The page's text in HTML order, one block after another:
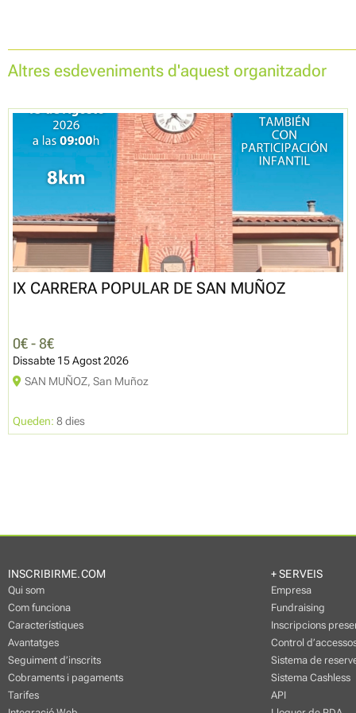
Altres esdeveniments d'aquest organitzador
IX CARRERA POPULAR DE SAN MUÑOZ
0€ - 8€
Dissabte 15 Agost 2026
SAN MUÑOZ, San Muñoz
Queden: 8 dies
INSCRIBIRME.COM
Qui som
Com funciona
Característiques
Avantatges
Seguiment d’inscrits
Cobraments i pagaments
Tarifes
+ SERVEIS
Empresa
Fundraising
Inscripcions
Control
Sistema de
Sistema Cashless
API